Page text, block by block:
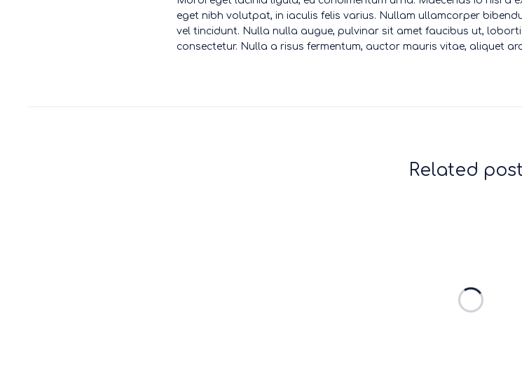
eget nibh volutpat, in iaculis felis varius. Nullam ullamcorper
vel tincidunt. Nulla nulla augue, pulvinar sit amet faucibus ut,
consectetur. Nulla a risus fermentum, auctor mauris vitae, aliquet
Related